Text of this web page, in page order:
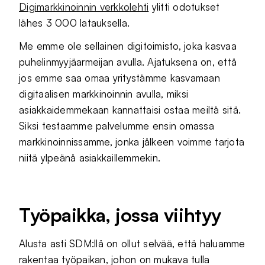
Digimarkkinoinnin verkkolehti ylitti odotukset
lähes 3 000 latauksella.
Me emme ole sellainen digitoimisto, joka kasvaa
puhelinmyyjäarmeijan avulla. Ajatuksena on, että
jos emme saa omaa yritystämme kasvamaan
digitaalisen markkinoinnin avulla, miksi
asiakkaidemmekaan kannattaisi ostaa meiltä sitä.
Siksi testaamme palvelumme ensin omassa
markkinoinnissamme, jonka jälkeen voimme tarjota
niitä ylpeänä asiakkaillemmekin.
Työpaikka, jossa viihtyy
Alusta asti SDM:llä on ollut selvää, että haluamme
rakentaa työpaikan, johon on mukava tulla